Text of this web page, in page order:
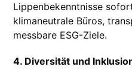
Lippenbekenntnisse
klimaneutrale Büros,
messbare ESG-Ziele.
4. Diversität und